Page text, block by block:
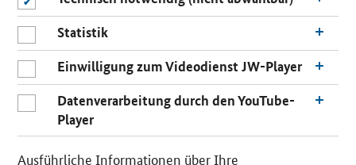
n
Statistik
Einwilligung zum Videodienst JW-Player
Datenverarbeitung durch den YouTube-
Player
Ausführliche Informationen über Ihre